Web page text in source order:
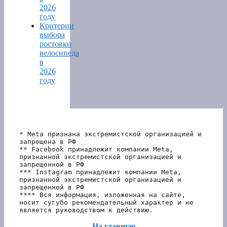
2026
году
Критерии
выбора
ростовки
велосипеда
в
2026
году
* Meta признана экстремистской организацией и
запрещена в РФ
** Facebook принадлежит компании Meta,
признанной экстремистской организацией и
запрещенной в РФ
*** Instagram принадлежит компании Meta,
признанной экстремистской организацией и
запрещенной в РФ
**** Вся информация, изложенная на сайте,
носит сугубо рекомендательный характер и не
является руководством к действию.